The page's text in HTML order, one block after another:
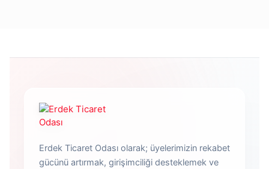
Erdek Ticaret Odası olarak; üyelerimizin rekabet
gücünü artırmak, girişimciliği desteklemek ve